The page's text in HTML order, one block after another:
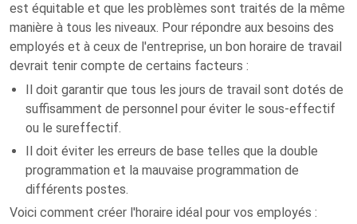
est équitable et que les problèmes sont traités de la même
manière à tous les niveaux. Pour répondre aux besoins des
employés et à ceux de l'entreprise, un bon horaire de travail
devrait tenir compte de certains facteurs :
Il doit garantir que tous les jours de travail sont dotés de
suffisamment de personnel pour éviter le sous-effectif
ou le sureffectif.
Il doit éviter les erreurs de base telles que la double
programmation et la mauvaise programmation de
différents postes.
Voici comment créer l'horaire idéal pour vos employés :